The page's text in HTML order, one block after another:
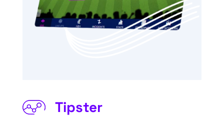
Tipster